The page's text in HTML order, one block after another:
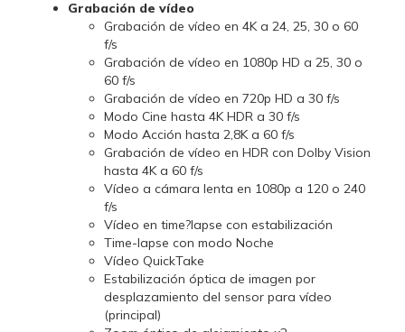
Grabación de vídeo
Grabación de vídeo en 4K a 24, 25, 30 o 60
f/s
Grabación de vídeo en 1080p HD a 25, 30 o
60 f/s
Grabación de vídeo en 720p HD a 30 f/s
Modo Cine hasta 4K HDR a 30 f/s
Modo Acción hasta 2,8K a 60 f/s
Grabación de vídeo en HDR con Dolby Vision
hasta 4K a 60 f/s
Vídeo a cámara lenta en 1080p a 120 o 240
f/s
Vídeo en time?lapse con estabili­zación
Time-lapse con modo Noche
Vídeo QuickTake
Estabilización óptica de imagen por
desplazamiento del sensor para vídeo
(principal)